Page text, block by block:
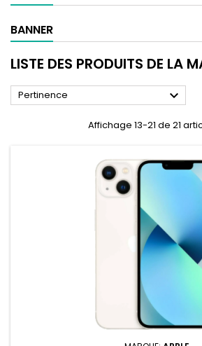
BANNER
LISTE DES PRODUITS DE LA
Pertinence 
Affichage 13-21 de 21